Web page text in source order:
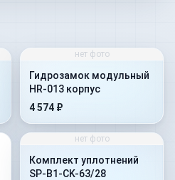
нет фото
Гидрозамок модульный
HR-013 корпус
4 574 ₽
нет фото
Комплект уплотнений
SP-B1-CK-63/28